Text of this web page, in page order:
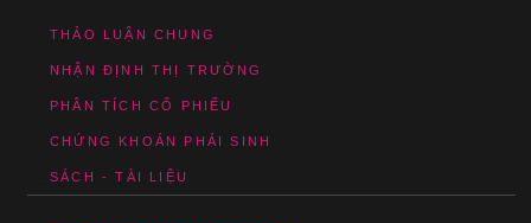
THẢO LUẬN CHUNG
NHẬN ĐỊNH THỊ TRƯỜNG
PHÂN TÍCH CỔ PHIẾU
CHỨNG KHOÁN PHÁI SINH
SÁCH - TÀI LIỆU